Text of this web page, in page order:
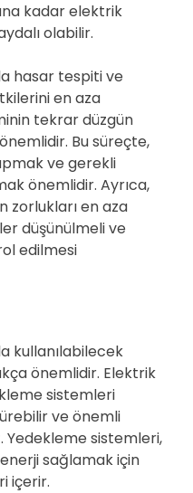
kadar elektrik
olabilir.
hasar tespiti ve
en aza
tekrar düzgün
Bu süreçte,
ve gerekli
önemlidir. Ayrıca,
zorlukları en aza
düşünülmeli ve
edilmesi
kullanılabilecek
önemlidir. Elektrik
sistemleri
ve önemli
Yedekleme sistemleri,
sağlamak için
içerir.